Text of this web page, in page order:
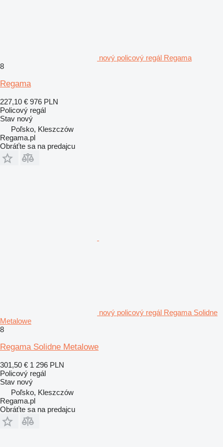
nový policový regál Regama
8
Regama
227,10 € 976 PLN
Policový regál
Stav nový
Poľsko, Kleszczów
Regama.pl
Obráťte sa na predajcu
nový policový regál Regama Solidne
Metalowe
8
Regama Solidne Metalowe
301,50 € 1 296 PLN
Policový regál
Stav nový
Poľsko, Kleszczów
Regama.pl
Obráťte sa na predajcu